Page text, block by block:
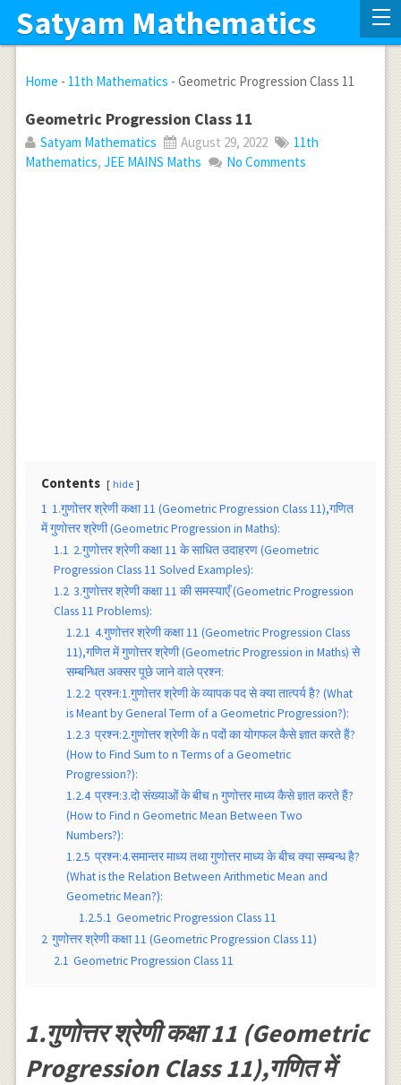
Satyam Mathematics
Home - 11th Mathematics - Geometric Progression Class 11
Geometric Progression Class 11
Satyam Mathematics August 29, 2022
11th
Mathematics, JEE MAINS Maths No Comments
Contents hide
1 1.गुणोत्तर श्रेणी कक्षा 11 (Geometric Progression Class 11),गणित
में गुणोत्तर श्रेणी (Geometric Progression in Maths):
1.1 2.गुणोत्तर श्रेणी कक्षा 11 के साधित उदाहरण (Geometric
Progression Class 11 Solved Examples):
1.2 3.गुणोत्तर श्रेणी कक्षा 11 की समस्याएँ (Geometric Progression
Class 11 Problems):
1.2.1 4.गुणोत्तर श्रेणी कक्षा 11 (Geometric Progression Class
11),गणित में गुणोत्तर श्रेणी (Geometric Progression in Maths) से
सम्बन्धित अक्सर पूछे जाने वाले प्रश्न:
1.2.2 प्रश्न:1.गुणोत्तर श्रेणी के व्यापक पद से क्या तात्पर्य है? (What
is Meant by General Term of a Geometric Progression?):
1.2.3 प्रश्न:2.गुणोत्तर श्रेणी के n पदों का योगफल कैसे ज्ञात करते हैं?
(How to Find Sum to n Terms of a Geometric
Progression?):
1.2.4 प्रश्न:3.दो संख्याओं के बीच n गुणोत्तर माध्य कैसे ज्ञात करते हैं?
(How to Find n Geometric Mean Between Two
Numbers?):
1.2.5 प्रश्न:4.समान्तर माध्य तथा गुणोत्तर माध्य के बीच क्या सम्बन्ध है?
(What is the Relation Between Arithmetic Mean and
Geometric Mean?):
1.2.5.1 Geometric Progression Class 11
2 गुणोत्तर श्रेणी कक्षा 11 (Geometric Progression Class 11)
2.1 Geometric Progression Class 11
1.गुणोत्तर श्रेणी कक्षा 11 (Geometric
Progression Class 11),गणित में